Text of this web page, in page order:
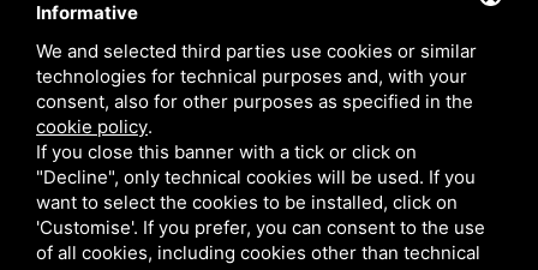
A.T.S. S.r.l. Via del Mangano, 4/A 40023 Castel Guelfo di Bologna
(BO) Italy | P.Iva 00824841209 |Privacy|Notas legales|
Informative
We and selected third parties use cookies or similar
technologies for technical purposes and, with your
consent, also for other purposes as specified in the
cookie policy.
If you close this banner with a tick or click on
"Decline", only technical cookies will be used. If you
want to select the cookies to be installed, click on
'Customise'. If you prefer, you can consent to the use
of all cookies, including cookies other than technical